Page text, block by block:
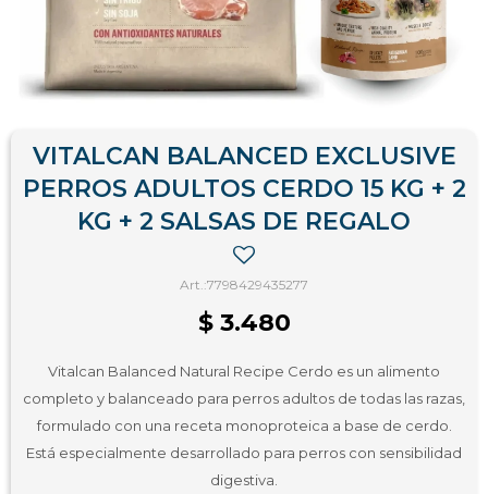
VITALCAN BALANCED EXCLUSIVE
PERROS ADULTOS CERDO 15 KG + 2
KG + 2 SALSAS DE REGALO
7798429435277
$ 3.480
Vitalcan Balanced Natural Recipe Cerdo es un alimento
completo y balanceado para perros adultos de todas las razas,
formulado con una receta monoproteica a base de cerdo.
Está especialmente desarrollado para perros con sensibilidad
digestiva.